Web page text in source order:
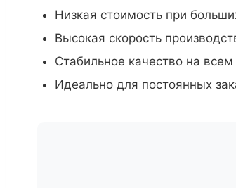
Низкая стоимость при
Высокая скорость
Стабильное качество на
Идеально для постоянных